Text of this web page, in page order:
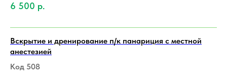
6 500 р.
Вскрытие и дренирование п/к панариция с местной
анестезией
Код 508